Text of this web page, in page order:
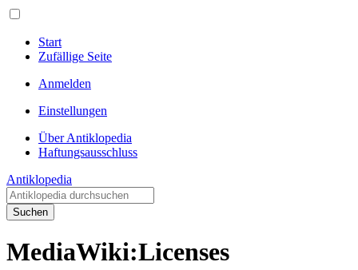
Start
Zufällige Seite
Anmelden
Einstellungen
Über Antiklopedia
Haftungsausschluss
Antiklopedia
Suchen
MediaWiki:Licenses